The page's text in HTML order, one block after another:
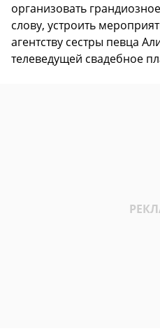
организовать
слову, устроить
агентству сестры певца
телеведущей свадебное